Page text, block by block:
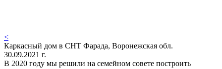
<
Каркасный дом в СНТ Фарада, Воронежская обл.
30.09.2021 г.
В 2020 году мы решили на семейном совете построить